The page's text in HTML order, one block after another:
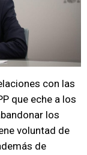
con las
que eche a los
los
voluntad de
de